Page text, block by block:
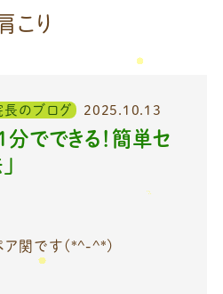
こり
長のブログ 2025.10.13
でできる！簡単セ
ア関です(*^-^*)